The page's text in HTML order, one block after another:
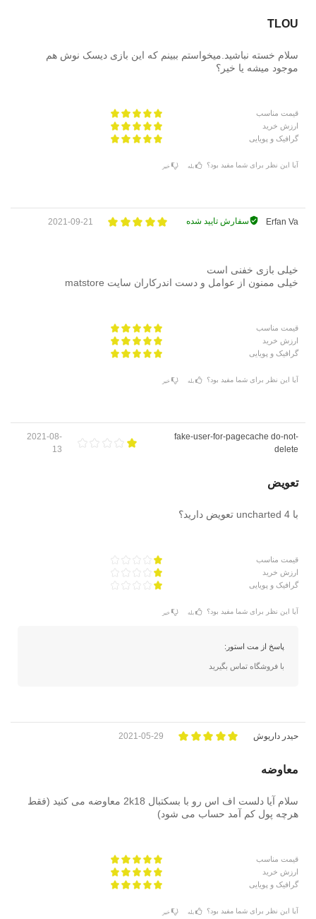
TLOU
سلام خسته نباشید.میخواستم ببینم که این بازی دیسک نوش هم
موجود میشه یا خیر؟
قیمت مناسب
ارزش خرید
گرافیک و پویایی
آیا این نظر برای شما مفید بود؟ بله خیر
Erfan Va سفارش تایید شده 2021-09-21
خیلی بازی خفنی است
خیلی ممنون از عوامل و دست اندرکاران سایت matstore
قیمت مناسب
ارزش خرید
گرافیک و پویایی
آیا این نظر برای شما مفید بود؟ بله خیر
fake-user-for-pagecache do-not-
delete
2021-08-
13
تعویض
با uncharted 4 تعویض دارید؟
قیمت مناسب
ارزش خرید
گرافیک و پویایی
آیا این نظر برای شما مفید بود؟ بله خیر
پاسخ از مت استور:
با فروشگاه تماس بگیرید
حیدر داریوش 2021-05-29
معاوضه
سلام آیا دلست اف اس رو با بسکتبال 2k18 معاوضه می کنید (فقط
هرچه پول کم آمد حساب می شود)
قیمت مناسب
ارزش خرید
گرافیک و پویایی
آیا این نظر برای شما مفید بود؟ بله خیر